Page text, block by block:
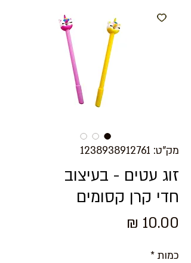
מק"ט: 1238938912761
זוג עטים - בעיצוב
חדי קרן קסומים
כמות*